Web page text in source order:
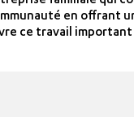
en offrant
ce travail